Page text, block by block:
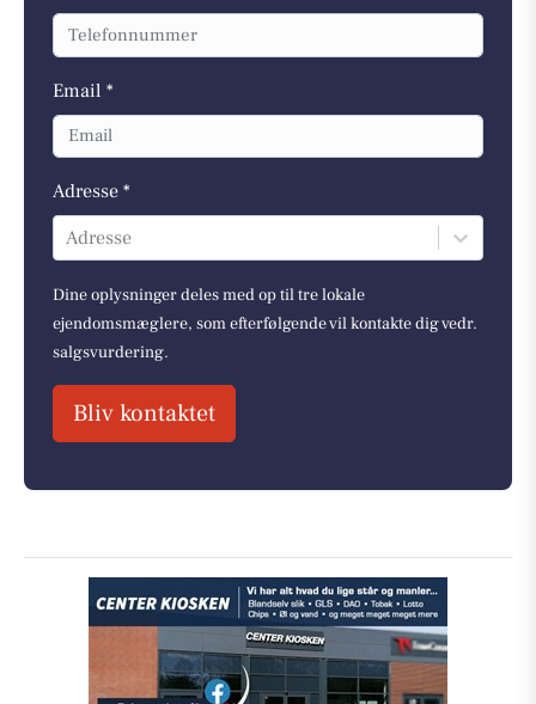
Email *
Adresse *
Adresse
Dine oplysninger deles med op til tre lokale
ejendomsmæglere, som efterfølgende vil kontakte dig vedr.
salgsvurdering.
Bliv kontaktet